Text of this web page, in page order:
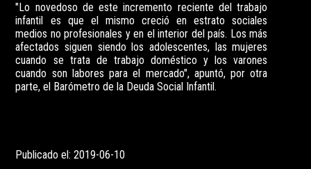
"Lo novedoso de este incremento reciente del trabajo
infantil es que el mismo creció en estrato sociales
medios no profesionales y en el interior del país. Los más
afectados siguen siendo los adolescentes, las mujeres
cuando se trata de trabajo doméstico y los varones
cuando son labores para el mercado", apuntó, por otra
parte, el Barómetro de la Deuda Social Infantil.
Publicado el: 2019-06-10